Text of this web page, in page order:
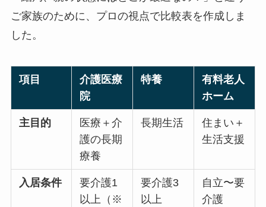
ご家族のために、プロの視点で比較表を作成しま
した。
項目
介護医療
院
特養
有料老人
ホーム
主目的
医療＋介
護の長期
療養
長期生活
住まい＋
生活支援
入居条件
要介護1
以上（※
要介護3
以上
自立〜要
介護